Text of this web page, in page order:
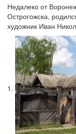
Недалеко от
Острогожска,
художник Иван
1.